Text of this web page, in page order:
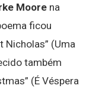
Moore na
ficou
Nicholas” (Uma
também
(É Véspera